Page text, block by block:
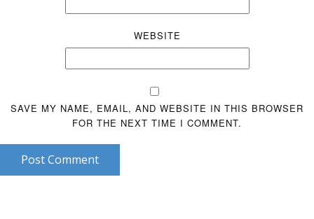
WEBSITE
SAVE MY NAME, EMAIL, AND WEBSITE IN THIS BROWSER
FOR THE NEXT TIME I COMMENT.
Post Comment